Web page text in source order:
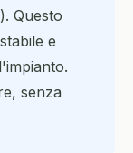
). Questo
e
senza